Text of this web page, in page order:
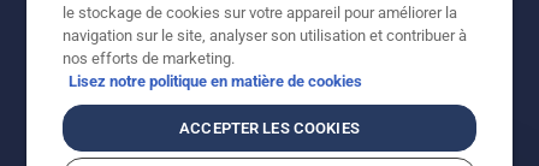
le stockage de cookies sur votre appareil pour améliorer la
navigation sur le site, analyser son utilisation et contribuer à
nos efforts de marketing.
Lisez notre politique en matière de cookies
ACCEPTER LES COOKIES